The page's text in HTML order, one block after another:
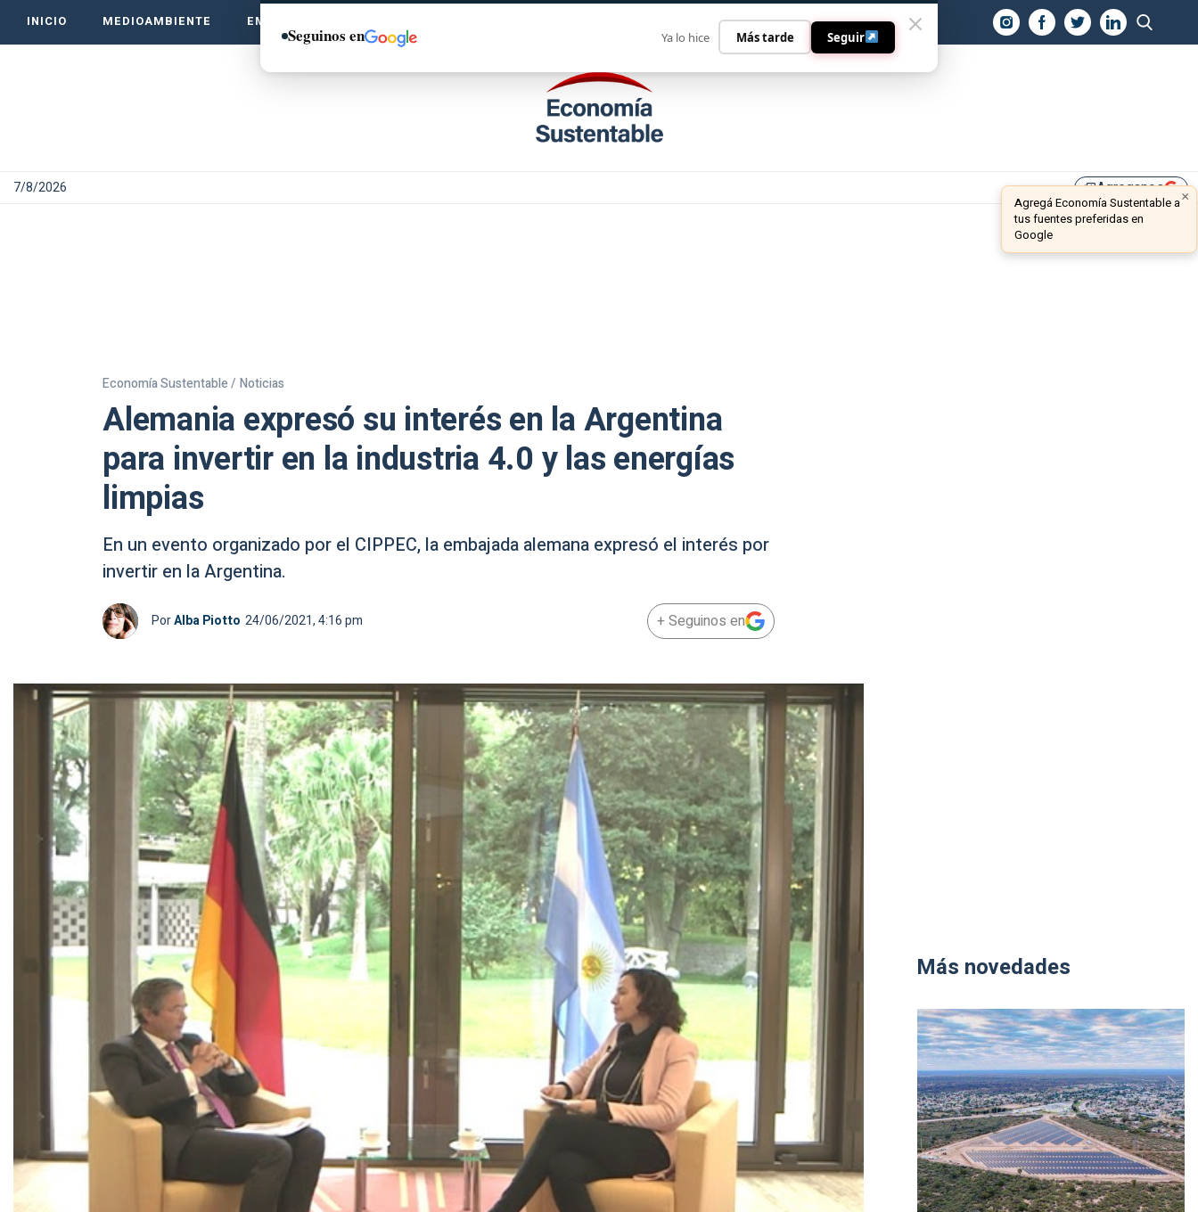
INICIO MEDIOAMBIENTE EMPRENDE VERDE CONTACTO
7/8/2026 library_addAgreganos ×
Agregá Economía Sustentable a
tus fuentes preferidas en
Google
Economía Sustentable / Noticias
Alemania expresó su interés en la Argentina
para invertir en la industria 4.0 y las energías
limpias
En un evento organizado por el CIPPEC, la embajada alemana expresó el interés por
invertir en la Argentina.
PorAlba Piotto 24/06/2021, 4:16 pm + Seguinos en
Más novedades
Seguinos en Ya lo hice Más tarde Seguir